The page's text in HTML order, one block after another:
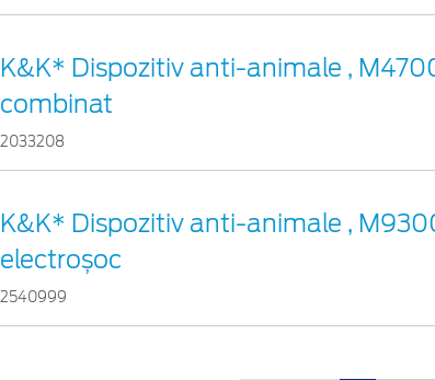
K&K* Dispozitiv anti-animale ,
combinat
2033208
K&K* Dispozitiv anti-animale ,
electroșoc
2540999